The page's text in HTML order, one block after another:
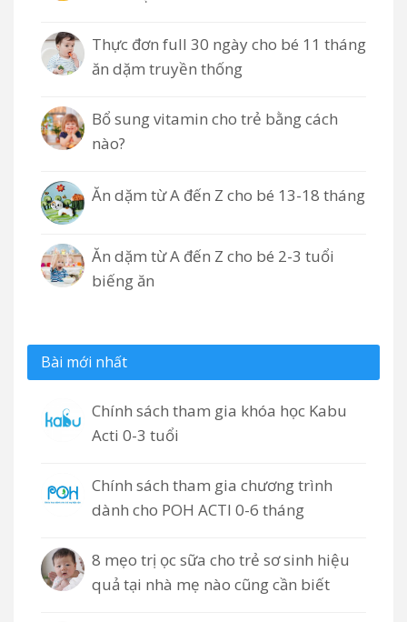
Thực đơn full 30 ngày cho bé 11 tháng
ăn dặm truyền thống
Bổ sung vitamin cho trẻ bằng cách
nào?
Ăn dặm từ A đến Z cho bé 13-18 tháng
Ăn dặm từ A đến Z cho bé 2-3 tuổi
biếng ăn
Bài mới nhất
Chính sách tham gia khóa học Kabu
Acti 0-3 tuổi
Chính sách tham gia chương trình
dành cho POH ACTI 0-6 tháng
8 mẹo trị ọc sữa cho trẻ sơ sinh hiệu
quả tại nhà mẹ nào cũng cần biết